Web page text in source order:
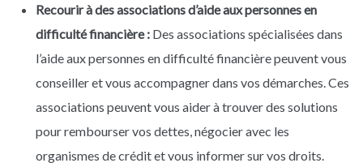
Recourir à des associations d’aide aux personnes en
difficulté financière : Des associations spécialisées dans
l’aide aux personnes en difficulté financière peuvent vous
conseiller et vous accompagner dans vos démarches. Ces
associations peuvent vous aider à trouver des solutions
pour rembourser vos dettes, négocier avec les
organismes de crédit et vous informer sur vos droits.